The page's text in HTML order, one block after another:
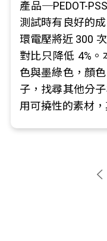
產品─PEDOT-
測試時有良好的
環電壓將近 300
對比只降低 4%
色與墨綠色，顏
子，找尋其他分
用可撓性的素材